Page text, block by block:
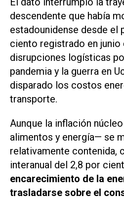
descendente que había
estadounidense desde el
ciento registrado en junio
disrupciones logísticas
pandemia y la guerra en
disparado los costos
transporte.
Aunque la inflación
alimentos y energía— se
relativamente contenida,
interanual del 2,8 por
encarecimiento de la
trasladarse sobre el